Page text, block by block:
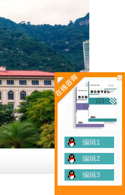
编辑1
编辑2
编辑3